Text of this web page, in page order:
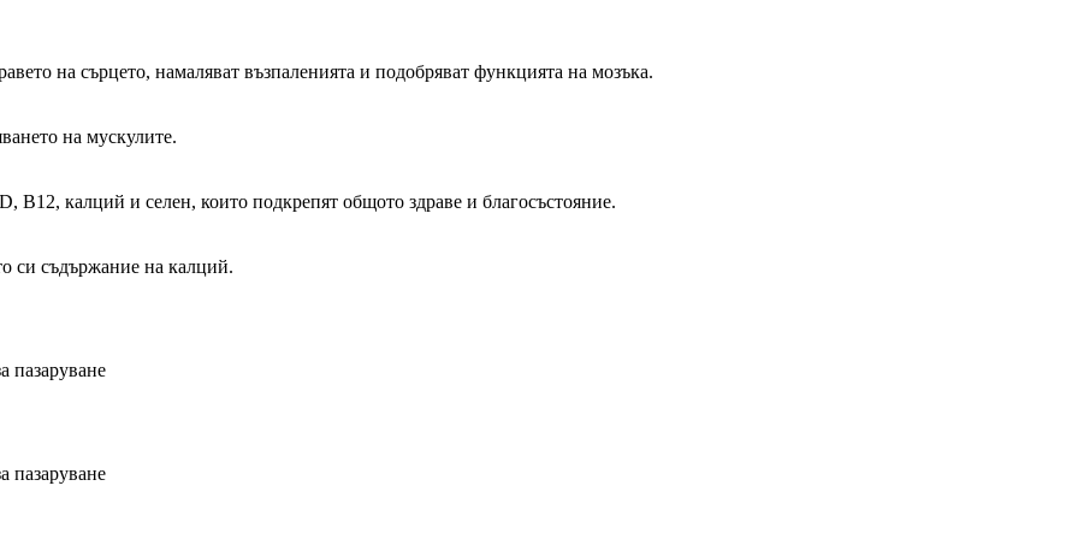
на сърцето, намаляват възпаленията и подобряват функцията на мозъка.
на мускулите.
B12, калций и селен, които подкрепят общото здраве и благосъстояние.
си съдържание на калций.
пазаруване
пазаруване